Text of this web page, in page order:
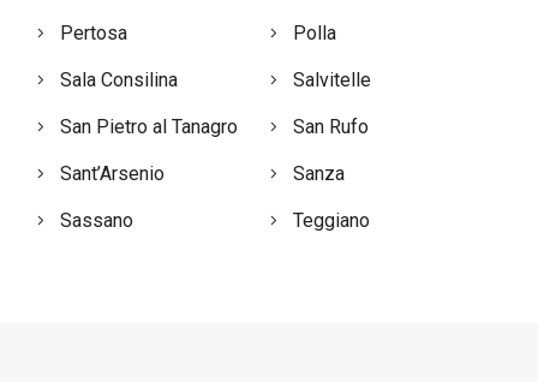
Pertosa Polla
Sala Consilina Salvitelle
San Pietro al Tanagro San Rufo
Sant’Arsenio Sanza
Sassano Teggiano